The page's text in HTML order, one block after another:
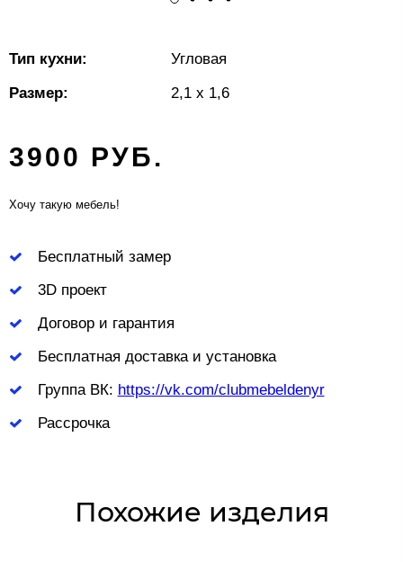
Тип кухни:
Угловая
Размер:
2,1 х 1,6
3900 РУБ.
Хочу такую мебель!
Бесплатный замер
3D проект
Договор и гарантия
Бесплатная доставка и установка
Группа ВК: https://vk.com/clubmebeldenyr
Рассрочка
Похожие изделия